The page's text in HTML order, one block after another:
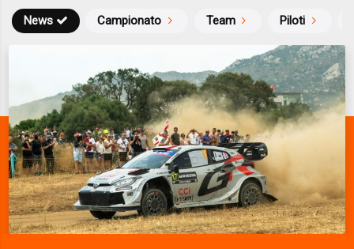
News Campionato Team Piloti